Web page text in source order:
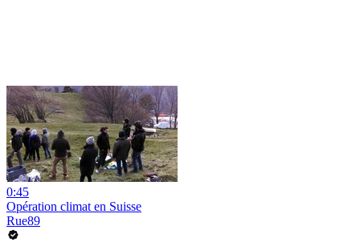
0:45
Opération climat en Suisse
Rue89